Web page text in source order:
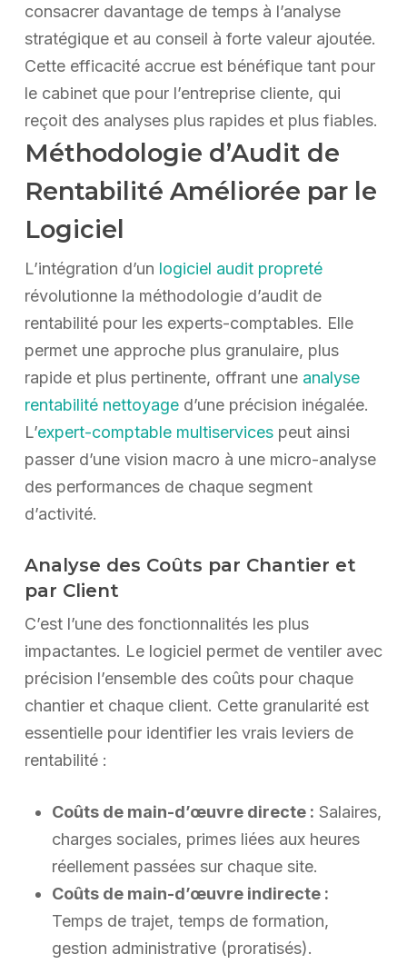
consacrer davantage de temps à l’analyse
stratégique et au conseil à forte valeur ajoutée.
Cette efficacité accrue est bénéfique tant pour
le cabinet que pour l’entreprise cliente, qui
reçoit des analyses plus rapides et plus fiables.
Méthodologie d’Audit de
Rentabilité Améliorée par le
Logiciel
L’intégration d’un logiciel audit propreté
révolutionne la méthodologie d’audit de
rentabilité pour les experts-comptables. Elle
permet une approche plus granulaire, plus
rapide et plus pertinente, offrant une analyse
rentabilité nettoyaged’une précision inégalée.
L’expert-comptable multiservicespeut ainsi
passer d’une vision macro à une micro-analyse
des performances de chaque segment
d’activité.
Analyse des Coûts par Chantier et
par Client
C’est l’une des fonctionnalités les plus
impactantes. Le logiciel permet de ventiler avec
précision l’ensemble des coûts pour chaque
chantier et chaque client. Cette granularité est
essentielle pour identifier les vrais leviers de
rentabilité :
Coûts de main-d’œuvre directe : Salaires,
charges sociales, primes liées aux heures
réellement passées sur chaque site.
Coûts de main-d’œuvre indirecte :
Temps de trajet, temps de formation,
gestion administrative (proratisés).